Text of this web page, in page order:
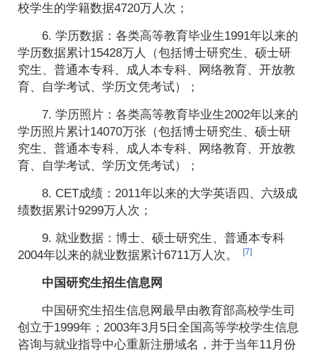
校学生的学籍数据4720万人次；
6. 学历数据：各类高等教育毕业生1991年以来的
学历数据累计15428万人（包括博士研究生、硕士研
究生、普通本专科、成人本专科、网络教育、开放教
育、自学考试、学历文凭考试）；
7. 学历照片：各类高等教育毕业生2002年以来的
学历照片累计14070万张（包括博士研究生、硕士研
究生、普通本专科、成人本专科、网络教育、开放教
育、自学考试、学历文凭考试）；
8. CET成绩：2011年以来的大学英语四、六级成
绩数据累计9299万人次；
9. 就业数据：博士、硕士研究生、普通本专科
2004年以来的就业数据累计6711万人次。
[7]
中国研究生招生信息网
中国研究生招生信息网最早由教育部高校学生司
创立于1999年；2003年3月5日全国高等学校学生信息
咨询与就业指导中心重新注册域名，并于当年11月份